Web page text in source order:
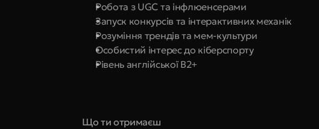
Робота з UGC та інфлюенсерами
Запуск конкурсів та інтерактивних механік
Розуміння трендів та мем-культури
Особистий інтерес до кіберспорту
Рівень англійської B2+
Що ти отримаєш